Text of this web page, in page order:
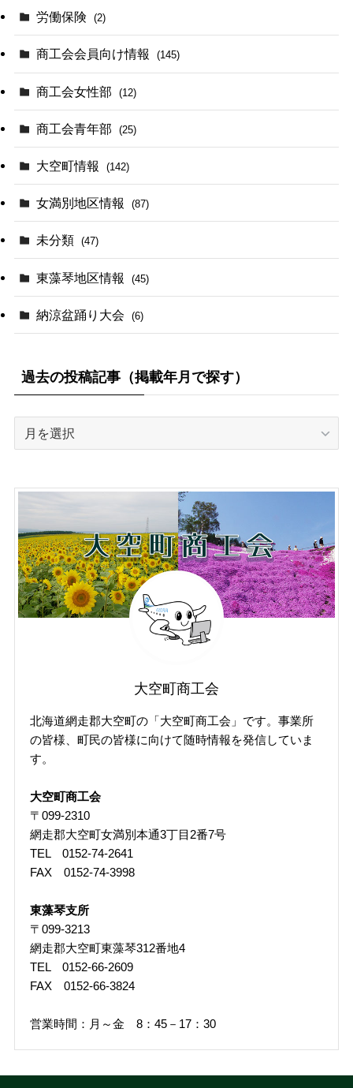
労働保険 (2)
商工会会員向け情報 (145)
商工会女性部 (12)
商工会青年部 (25)
大空町情報 (142)
女満別地区情報 (87)
未分類 (47)
東藻琴地区情報 (45)
納涼盆踊り大会 (6)
過去の投稿記事（掲載年月で探す）
投
事
（掲
載
年
月
大空町商工会
北海道網走郡大空町の「大空町商工会」です。事業所
の皆様、町民の皆様に向けて随時情報を発信していま
す。
大空町商工会
〒099-2310
網走郡大空町女満別本通3丁目2番7号
TEL 0152-74-2641
FAX 0152-74-3998
東藻琴支所
〒099-3213
網走郡大空町東藻琴312番地4
TEL 0152-66-2609
FAX 0152-66-3824
営業時間：月～金 8：45－17：30